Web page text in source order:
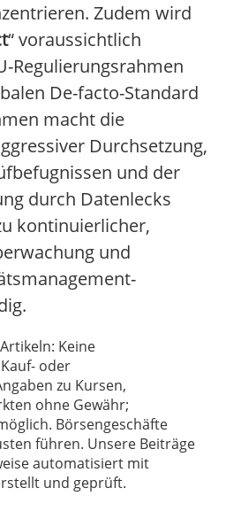
Zudem wird
“ voraussichtlich
Regulierungsrahmen
De-facto-Standard
macht die
Durchsetzung,
und der
durch Datenlecks
kontinuierlicher,
und
Keine
oder
zu Kursen,
ohne Gewähr;
Börsengeschäfte
führen. Unsere Beiträge
automatisiert mit
und geprüft.